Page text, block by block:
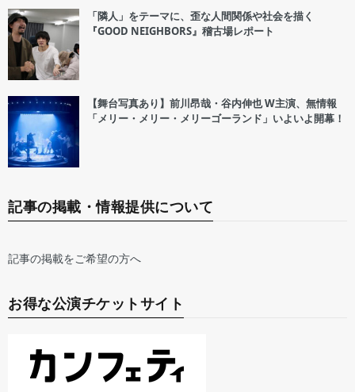
「隣人」をテーマに、歪な人間関係や社会を描く
『GOOD NEIGHBORS』稽古場レポート
【舞台写真あり】前川昂哉・谷内伸也 W主演、無情報
「メリー・メリー・メリーゴーランド」いよいよ開幕！
記事の掲載・情報提供について
記事の掲載をご希望の方へ
お得な公演チケットサイト